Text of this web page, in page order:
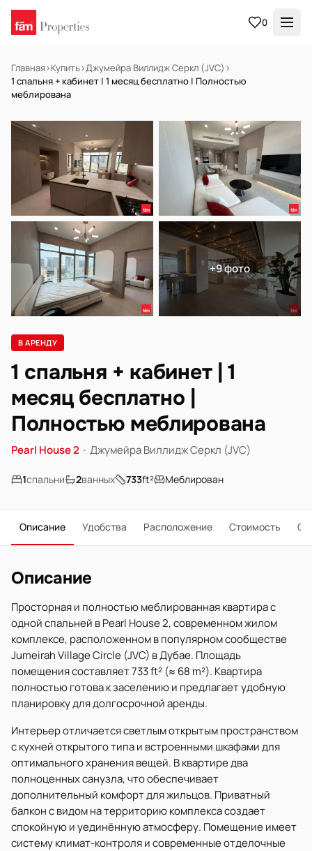
0
Главная›Купить›Джумейра Виллидж Серкл (JVC) ›
1 спальня + кабинет | 1 месяц бесплатно | Полностью
меблирована
В АРЕНДУ Готов к заселению
+9 фото
В АРЕНДУ
1 спальня + кабинет | 1
месяц бесплатно |
Полностью меблирована
Pearl House 2 · Джумейра Виллидж Серкл (JVC)
1спальни 2ванных 733ft² Меблирован
Описание Удобства Расположение Стоимость О
Описание
Просторная и полностью меблированная квартира с
одной спальней в Pearl House 2, современном жилом
комплексе, расположенном в популярном сообществе
Jumeirah Village Circle (JVC) в Дубае. Площадь
помещения составляет 733 ft² (≈ 68 m²). Квартира
полностью готова к заселению и предлагает удобную
планировку для долгосрочной аренды.
Интерьер отличается светлым открытым пространством
с кухней открытого типа и встроенными шкафами для
оптимального хранения вещей. В квартире два
полноценных санузла, что обеспечивает
дополнительный комфорт для жильцов. Приватный
балкон с видом на территорию комплекса создает
спокойную и уединённую атмосферу. Помещение имеет
систему климат-контроля и современные отделочные